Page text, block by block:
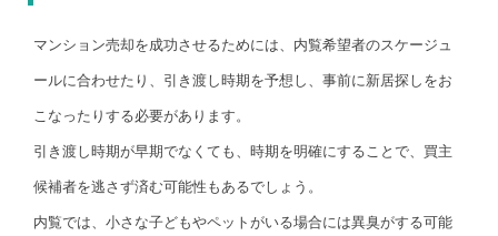
マンション売却を成功させるためには、内覧希望者のスケージュ
ールに合わせたり、引き渡し時期を予想し、事前に新居探しをお
こなったりする必要があります。
引き渡し時期が早期でなくても、時期を明確にすることで、買主
候補者を逃さず済む可能性もあるでしょう。
内覧では、小さな子どもやペットがいる場合には異臭がする可能